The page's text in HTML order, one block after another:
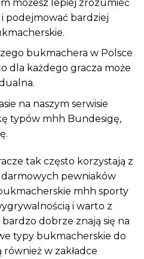
możesz lepiej zrozumieć
podejmować bardziej
bukmachera w Polsce
dla każdego gracza może
na naszym serwisie
typów mhh Bundesigę,
tak często korzystają z
pewniaków
mhh sporty
i warto z
dobrze znają się na
typy bukmacherskie do
w zakładce